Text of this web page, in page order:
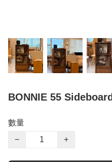
BONNIE 55 Sideboard
數量
−
+